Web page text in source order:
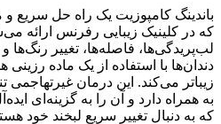
کامپوزیت یک راه حل سریع و موثر
کلینیک زیبایی رفرنس ارائه می‌شود.
فاصله‌ها، تغییر رنگ‌ها و
با استفاده از یک ماده رزینی همرنگ
می‌کند. این درمان غیرتهاجمی تنها
دارد و آن را به گزینه‌ای ایده‌آل
دنبال تغییر سریع لبخند خود هستند.